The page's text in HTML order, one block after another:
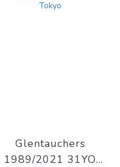
Glentauchers
1989/2021 31YO